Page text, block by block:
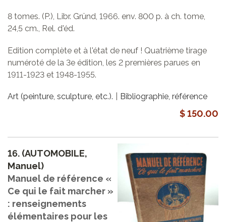
8 tomes. (P.), Libr. Gründ, 1966. env. 800 p. à ch. tome,
24,5 cm., Rel. d'éd.
Edition complète et à l'état de neuf ! Quatrième tirage
numéroté de la 3e édition, les 2 premières parues en
1911-1923 et 1948-1955.
Art (peinture, sculpture, etc.). Bibliographie, référence
$ 150.00
16. (AUTOMOBILE,
Manuel)
Manuel de référence «
Ce qui le fait marcher »
: renseignements
élémentaires pour les